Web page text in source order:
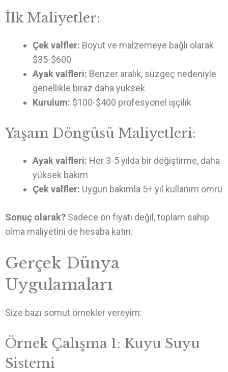
İlk Maliyetler:
Çek valfler: Boyut ve malzemeye bağlı olarak
$35-$600
Ayak valfleri: Benzer aralık, süzgeç nedeniyle
genellikle biraz daha yüksek
Kurulum: $100-$400 profesyonel işçilik
Yaşam Döngüsü Maliyetleri:
Ayak valfleri: Her 3-5 yılda bir değiştirme, daha
yüksek bakım
Çek valfler: Uygun bakımla 5+ yıl kullanım ömrü
Sonuç olarak? Sadece ön fiyatı değil, toplam sahip
olma maliyetini de hesaba katın.
Gerçek Dünya
Uygulamaları
Size bazı somut örnekler vereyim:
Örnek Çalışma 1: Kuyu Suyu
Sistemi